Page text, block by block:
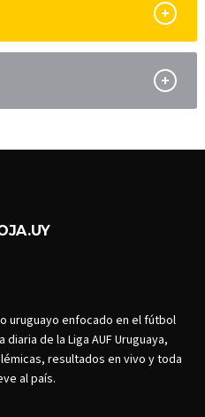
uruguayo enfocado en el fútbol
de la Liga AUF Uruguaya,
resultados en vivo y toda
al país.